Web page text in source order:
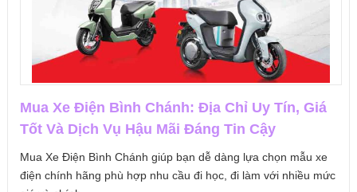
Mua Xe Điện Bình Chánh: Địa Chỉ Uy Tín, Giá
Tốt Và Dịch Vụ Hậu Mãi Đáng Tin Cậy
Mua Xe Điện Bình Chánh giúp bạn dễ dàng lựa chọn mẫu xe
điện chính hãng phù hợp nhu cầu đi học, đi làm với nhiều mức